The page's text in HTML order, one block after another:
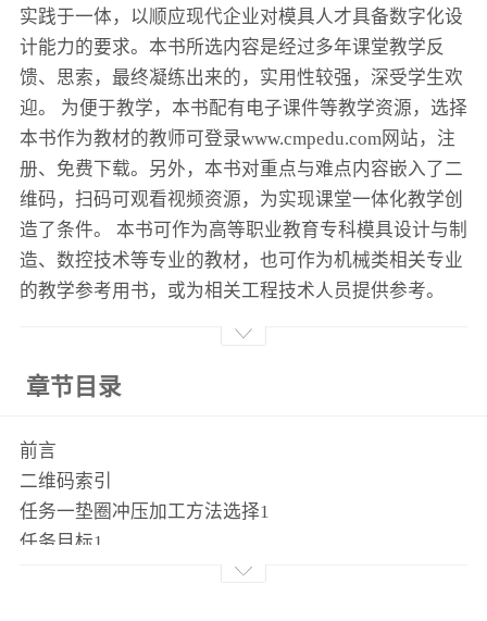
实践于一体，以顺应现代企业对模具人才具备数字化设
计能力的要求。本书所选内容是经过多年课堂教学反
馈、思索，最终凝练出来的，实用性较强，深受学生欢
迎。 为便于教学，本书配有电子课件等教学资源，选择
本书作为教材的教师可登录www.cmpedu.com网站，注
册、免费下载。另外，本书对重点与难点内容嵌入了二
维码，扫码可观看视频资源，为实现课堂一体化教学创
造了条件。 本书可作为高等职业教育专科模具设计与制
造、数控技术等专业的教材，也可作为机械类相关专业
的教学参考用书，或为相关工程技术人员提供参考。
章节目录
前言
二维码索引
任务一垫圈冲压加工方法选择1
任务目标1